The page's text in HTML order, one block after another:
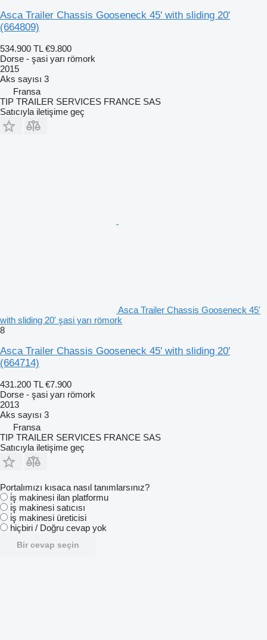
Asca Trailer Chassis Gooseneck 45' with sliding 20'
(664809)
534.900 TL €9.800
Dorse - şasi yarı römork
2015
Aks sayısı 3
Fransa
TIP TRAILER SERVICES FRANCE SAS
Satıcıyla iletişime geç
Asca Trailer Chassis Gooseneck 45'
with sliding 20' şasi yarı römork
8
Asca Trailer Chassis Gooseneck 45' with sliding 20'
(664714)
431.200 TL €7.900
Dorse - şasi yarı römork
2013
Aks sayısı 3
Fransa
TIP TRAILER SERVICES FRANCE SAS
Satıcıyla iletişime geç
Portalımızı kısaca nasıl tanımlarsınız?
i̇ş makinesi ilan platformu
i̇ş makinesi satıcısı
i̇ş makinesi üreticisi
hiçbiri / Doğru cevap yok
Bir cevap seçin